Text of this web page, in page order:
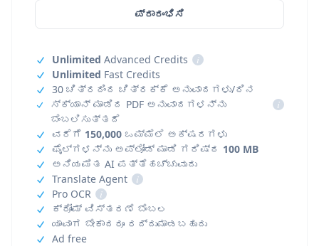
ಪ್ರಾರಂಭಿಸಿ
Unlimited Advanced Credits
i
Unlimited Fast Credits
30 ಚಿತ್ರದಿಂದ ಚಿತ್ರಕ್ಕೆ ಅನುವಾದಗಳು/ದಿನ
ಸ್ಕ್ಯಾನ್ ಮಾಡಿದ PDF ಅನುವಾದಗಳನ್ನು
ಬೆಂಬಲಿಸುತ್ತದೆ
i
ವರೆಗೆ 150,000 ಒಮ್ಮೆಲೆ ಅಕ್ಷರಗಳು
ಫೈಲ್‌ಗಳನ್ನು ಅಪ್‌ಲೋಡ್ ಮಾಡಿ ಗರಿಷ್ಠ 100 MB
ಅನಿಯಮಿತ AI ಪತ್ತೆಹಚ್ಚುವುದು
Translate Agent
i
Pro OCR
i
ಕ್ರೋಮ್ ವಿಸ್ತರಣೆ ಬೆಂಬಲ
ಯಾವಾಗ ಬೇಕಾದರೂ ರದ್ದುಮಾಡಬಹುದು
Ad free